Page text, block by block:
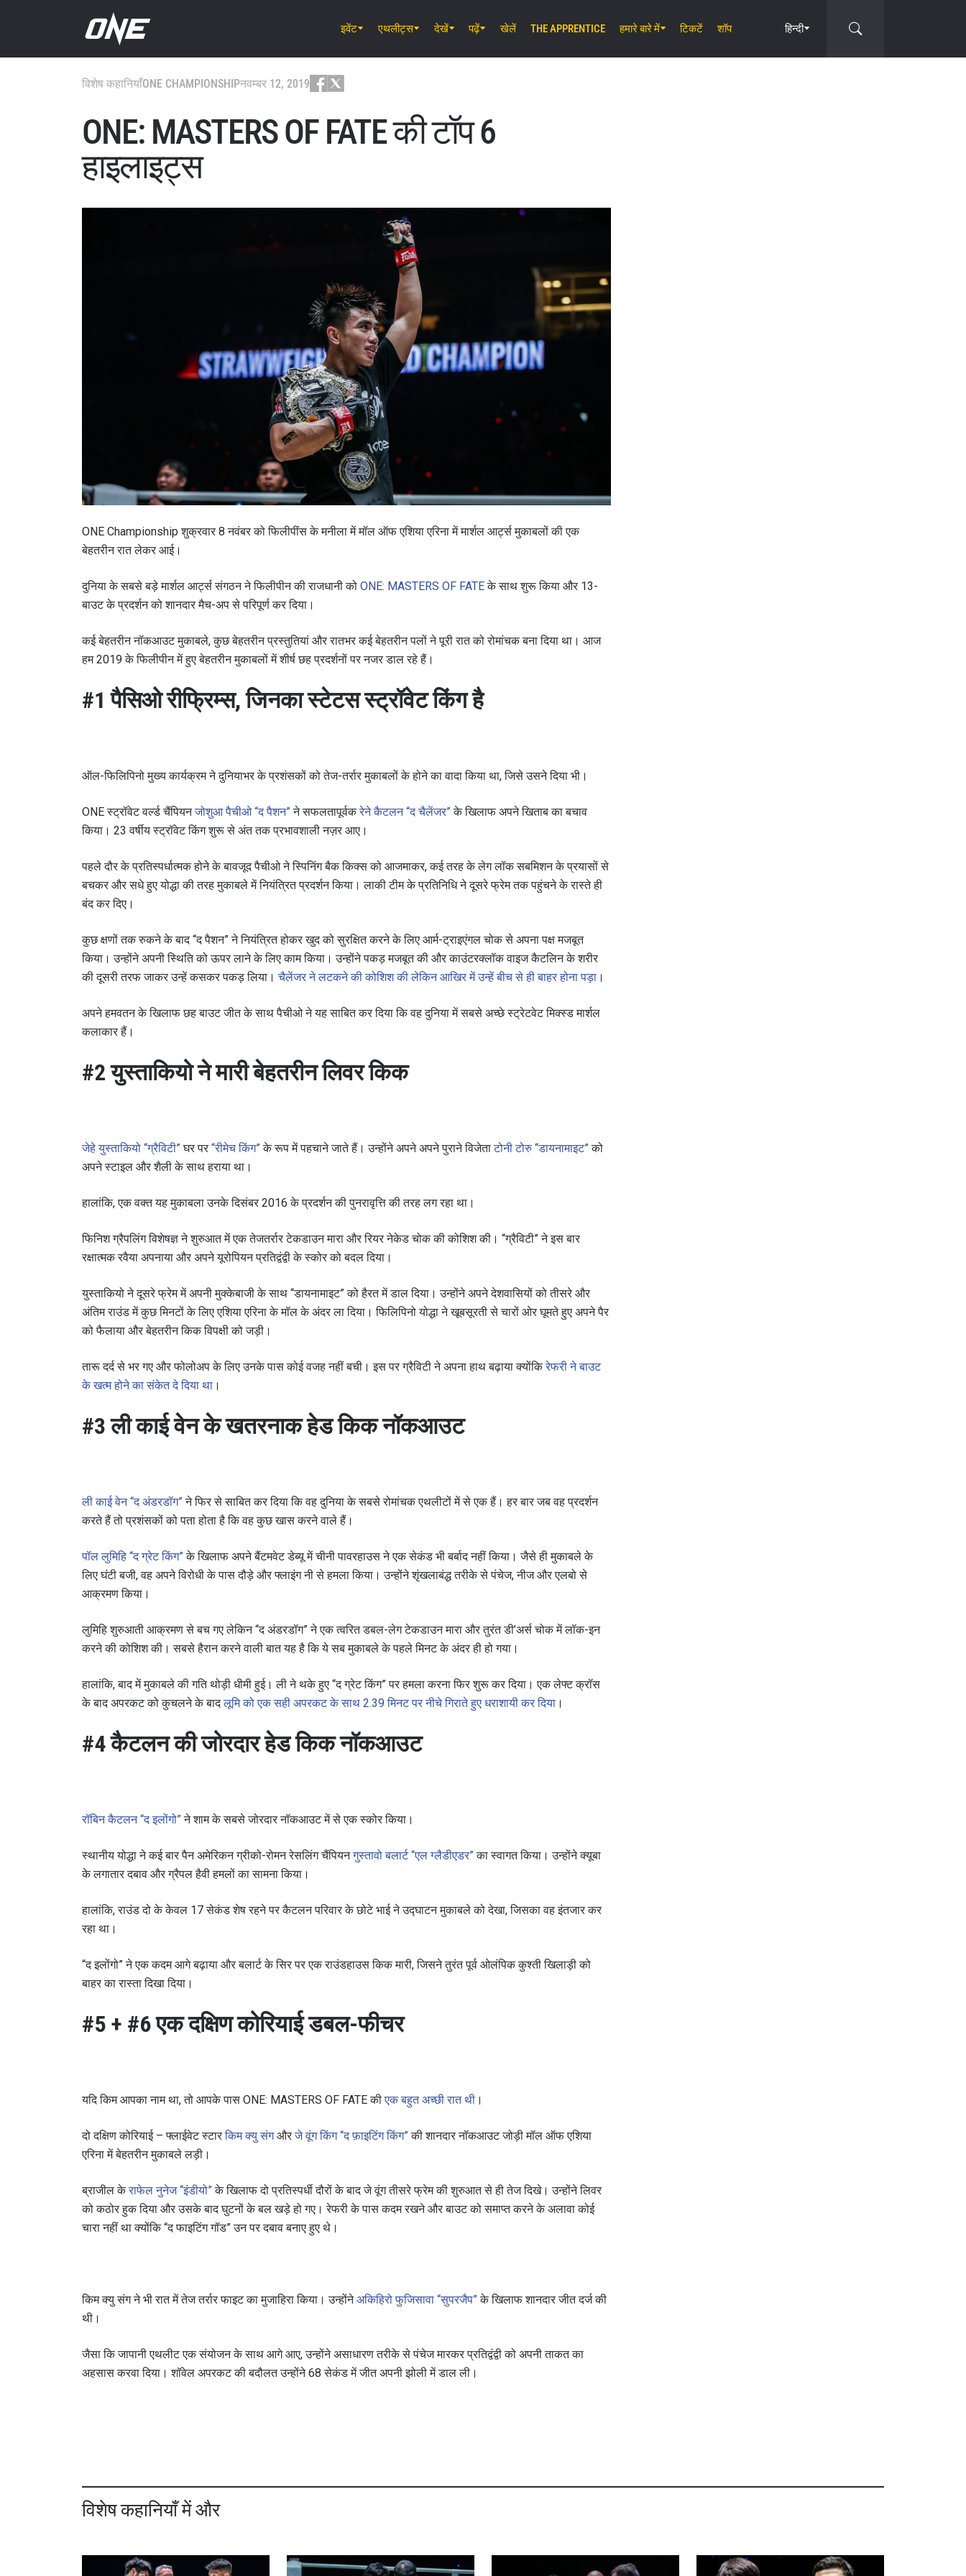
इवेंट एथलीट्स देखें पढ़ें खेलें THE APPRENTICE हमारे बारे में टिकटें शॉप हिन्दी
विशेष कहानियाँONE CHAMPIONSHIPनवम्बर 12, 2019
ONE: MASTERS OF FATE की टॉप 6
हाइलाइट्स
ONE Championship शुक्रवार 8 नवंबर को फिलीपींस के मनीला में मॉल ऑफ एशिया एरिना में मार्शल आर्ट्स मुकाबलों की एक
बेहतरीन रात लेकर आई।
दुनिया के सबसे बड़े मार्शल आर्ट्स संगठन ने फिलीपीन की राजधानी को ONE: MASTERS OF FATEके साथ शुरू किया और 13-
बाउट के प्रदर्शन को शानदार मैच-अप से परिपूर्ण कर दिया।
कई बेहतरीन नॉकआउट मुकाबले, कुछ बेहतरीन प्रस्तुतियां और रातभर कई बेहतरीन पलों ने पूरी रात को रोमांचक बना दिया था। आज
हम 2019 के फिलीपीन में हुए बेहतरीन मुकाबलों में शीर्ष छह प्रदर्शनों पर नजर डाल रहे हैं।
#1 पैसिओ रीफ्रिम्स, जिनका स्टेटस स्ट्रॉवेट किंग है
ऑल-फिलिपिनो मुख्य कार्यक्रम ने दुनियाभर के प्रशंसकों को तेज-तर्रार मुकाबलों के होने का वादा किया था, जिसे उसने दिया भी।
ONE स्ट्रॉवेट वर्ल्ड चैंपियनजोशुआ पैचीओ “द पैशन”ने सफलतापूर्वकरेने कैटलन “द चैलेंजर”के खिलाफ अपने खिताब का बचाव
किया। 23 वर्षीय स्ट्रॉवेट किंग शुरू से अंत तक प्रभावशाली नज़र आए।
पहले दौर के प्रतिस्पर्धात्मक होने के बावजूद पैचीओ ने स्पिनिंग बैक किक्स को आजमाकर, कई तरह के लेग लॉक सबमिशन के प्रयासों से
बचकर और सधे हुए योद्धा की तरह मुकाबले में नियंत्रित प्रदर्शन किया। लाकी टीम के प्रतिनिधि ने दूसरे फ्रेम तक पहुंचने के रास्ते ही
बंद कर दिए।
कुछ क्षणों तक रुकने के बाद “द पैशन” ने नियंत्रित होकर खुद को सुरक्षित करने के लिए आर्म-ट्राइएंगल चोक से अपना पक्ष मजबूत
किया। उन्होंने अपनी स्थिति को ऊपर लाने के लिए काम किया। उन्होंने पकड़ मजबूत की और काउंटरक्लॉक वाइज कैटलिन के शरीर
की दूसरी तरफ जाकर उन्हें कसकर पकड़ लिया।चैलेंजर ने लटकने की कोशिश की लेकिन आखिर में उन्हें बीच से ही बाहर होना पड़ा ।
अपने हमवतन के खिलाफ छह बाउट जीत के साथ पैचीओ ने यह साबित कर दिया कि वह दुनिया में सबसे अच्छे स्ट्रेटवेट मिक्स्ड मार्शल
कलाकार हैं।
#2 युस्ताकियो ने मारी बेहतरीन लिवर किक
जेहे युस्ताकियो “ग्रैविटी”घर पर “रीमेच किंग”के रूप में पहचाने जाते हैं। उन्होंने अपने अपने पुराने विजेताटोनी टोरु “डायनामाइट”को
अपने स्टाइल और शैली के साथ हराया था।
हालांकि, एक वक्त यह मुकाबला उनके दिसंबर 2016 के प्रदर्शन की पुनरावृत्ति की तरह लग रहा था।
फिनिश ग्रैपलिंग विशेषज्ञ ने शुरुआत में एक तेजतर्रार टेकडाउन मारा और रियर नेकेड चोक की कोशिश की। “ग्रैविटी” ने इस बार
रक्षात्मक रवैया अपनाया और अपने यूरोपियन प्रतिद्वंद्वी के स्कोर को बदल दिया।
युस्ताकियो ने दूसरे फ्रेम में अपनी मुक्केबाजी के साथ “डायनामाइट” को हैरत में डाल दिया। उन्होंने अपने देशवासियों को तीसरे और
अंतिम राउंड में कुछ मिनटों के लिए एशिया एरिना के मॉल के अंदर ला दिया। फिलिपिनो योद्धा ने खूबसूरती से चारों ओर घूमते हुए अपने पैर
को फैलाया और बेहतरीन किक विपक्षी को जड़ी।
तारू दर्द से भर गए और फोलोअप के लिए उनके पास कोई वजह नहीं बची। इस पर ग्रैविटी ने अपना हाथ बढ़ाया क्योंकिरेफरी ने बाउट
के खत्म होने का संकेत दे दिया था ।
#3 ली काई वेन के खतरनाक हेड किक नॉकआउट
ली काई वेन “द अंडरडॉग”ने फिर से साबित कर दिया कि वह दुनिया के सबसे रोमांचक एथलीटों में से एक हैं। हर बार जब वह प्रदर्शन
करते हैं तो प्रशंसकों को पता होता है कि वह कुछ खास करने वाले हैं।
पॉल लुमिहि “द ग्रेट किंग”के खिलाफ अपने बैंटमवेट डेब्यू में चीनी पावरहाउस ने एक सेकंड भी बर्बाद नहीं किया। जैसे ही मुकाबले के
लिए घंटी बजी, वह अपने विरोधी के पास दौड़े और फ्लाइंग नी से हमला किया। उन्होंने शृंखलाबंद्ध तरीके से पंचेज, नीज और एलबो से
आक्रमण किया।
लुमिहि शुरुआती आक्रमण से बच गए लेकिन “द अंडरडॉग” ने एक त्वरित डबल-लेग टेकडाउन मारा और तुरंत डी’अर्स चोक में लॉक-इन
करने की कोशिश की। सबसे हैरान करने वाली बात यह है कि ये सब मुकाबले के पहले मिनट के अंदर ही हो गया।
हालांकि, बाद में मुकाबले की गति थोड़ी धीमी हुई। ली ने थके हुए “द ग्रेट किंग” पर हमला करना फिर शुरू कर दिया। एक लेफ्ट क्रॉस
के बाद अपरकट को कुचलने के बादलूमि को एक सही अपरकट के साथ 2.39 मिनट पर नीचे गिराते हुए धराशायी कर दिया ।
#4 कैटलन की जोरदार हेड किक नॉकआउट
रॉबिन कैटलन “द इलोंगो”ने शाम के सबसे जोरदार नॉकआउट में से एक स्कोर किया।
स्थानीय योद्धा ने कई बार पैन अमेरिकन ग्रीको-रोमन रेसलिंग चैंपियनगुस्तावो बलार्ट “एल ग्लैडीएडर”का स्वागत किया। उन्होंने क्यूबा
के लगातार दबाव और ग्रैपल हैवी हमलों का सामना किया।
हालांकि, राउंड दो के केवल 17 सेकंड शेष रहने पर कैटलन परिवार के छोटे भाई ने उद्घाटन मुकाबले को देखा, जिसका वह इंतजार कर
रहा था।
“द इलोंगो” ने एक कदम आगे बढ़ाया और बलार्ट के सिर पर एक राउंडहाउस किक मारी, जिसने तुरंत पूर्व ओलंपिक कुश्ती खिलाड़ी को
बाहर का रास्ता दिखा दिया।
#5 + #6 एक दक्षिण कोरियाई डबल-फीचर
यदि किम आपका नाम था, तो आपके पास ONE: MASTERS OF FATE कीएक बहुत अच्छी रात थी ।
दो दक्षिण कोरियाई – फ्लाईवेट स्टारकिम क्यु संगऔरजे वूंग किंग “द फ़ाइटिंग किंग”की शानदार नॉकआउट जोड़ी मॉल ऑफ एशिया
एरिना में बेहतरीन मुकाबले लड़ी।
ब्राजील केराफेल नुनेज “इंडीयो”के खिलाफ दो प्रतिस्पर्धी दौरों के बाद जे वूंग तीसरे फ्रेम की शुरुआत से ही तेज दिखे। उन्होंने लिवर
को कठोर हुक दिया और उसके बाद घुटनों के बल खड़े हो गए। रेफरी के पास कदम रखने और बाउट को समाप्त करने के अलावा कोई
चारा नहीं था क्योंकि “द फाइटिंग गॉड” उन पर दबाव बनाए हुए थे।
किम क्यु संग ने भी रात में तेज तर्रार फाइट का मुजाहिरा किया। उन्होंनेअकिहिरो फुजिसावा “सुपरजैप”के खिलाफ शानदार जीत दर्ज की
थी।
जैसा कि जापानी एथलीट एक संयोजन के साथ आगे आए, उन्होंने असाधारण तरीके से पंचेज मारकर प्रतिद्वंद्वी को अपनी ताकत का
अहसास करवा दिया। शॉवेल अपरकट की बदौलत उन्होंने 68 सेकंड में जीत अपनी झोली में डाल ली।
विशेष कहानियाँ में और
प्रतिद्वंद्वी
हाइलाइट्स देखें
STAY IN THE KNOW
Take ONE Championship wherever you go! Sign up now to gain access to latest
ईमेल
By submitting this form, you are agreeing to our collection, use and disclosure of
Privacy Policy